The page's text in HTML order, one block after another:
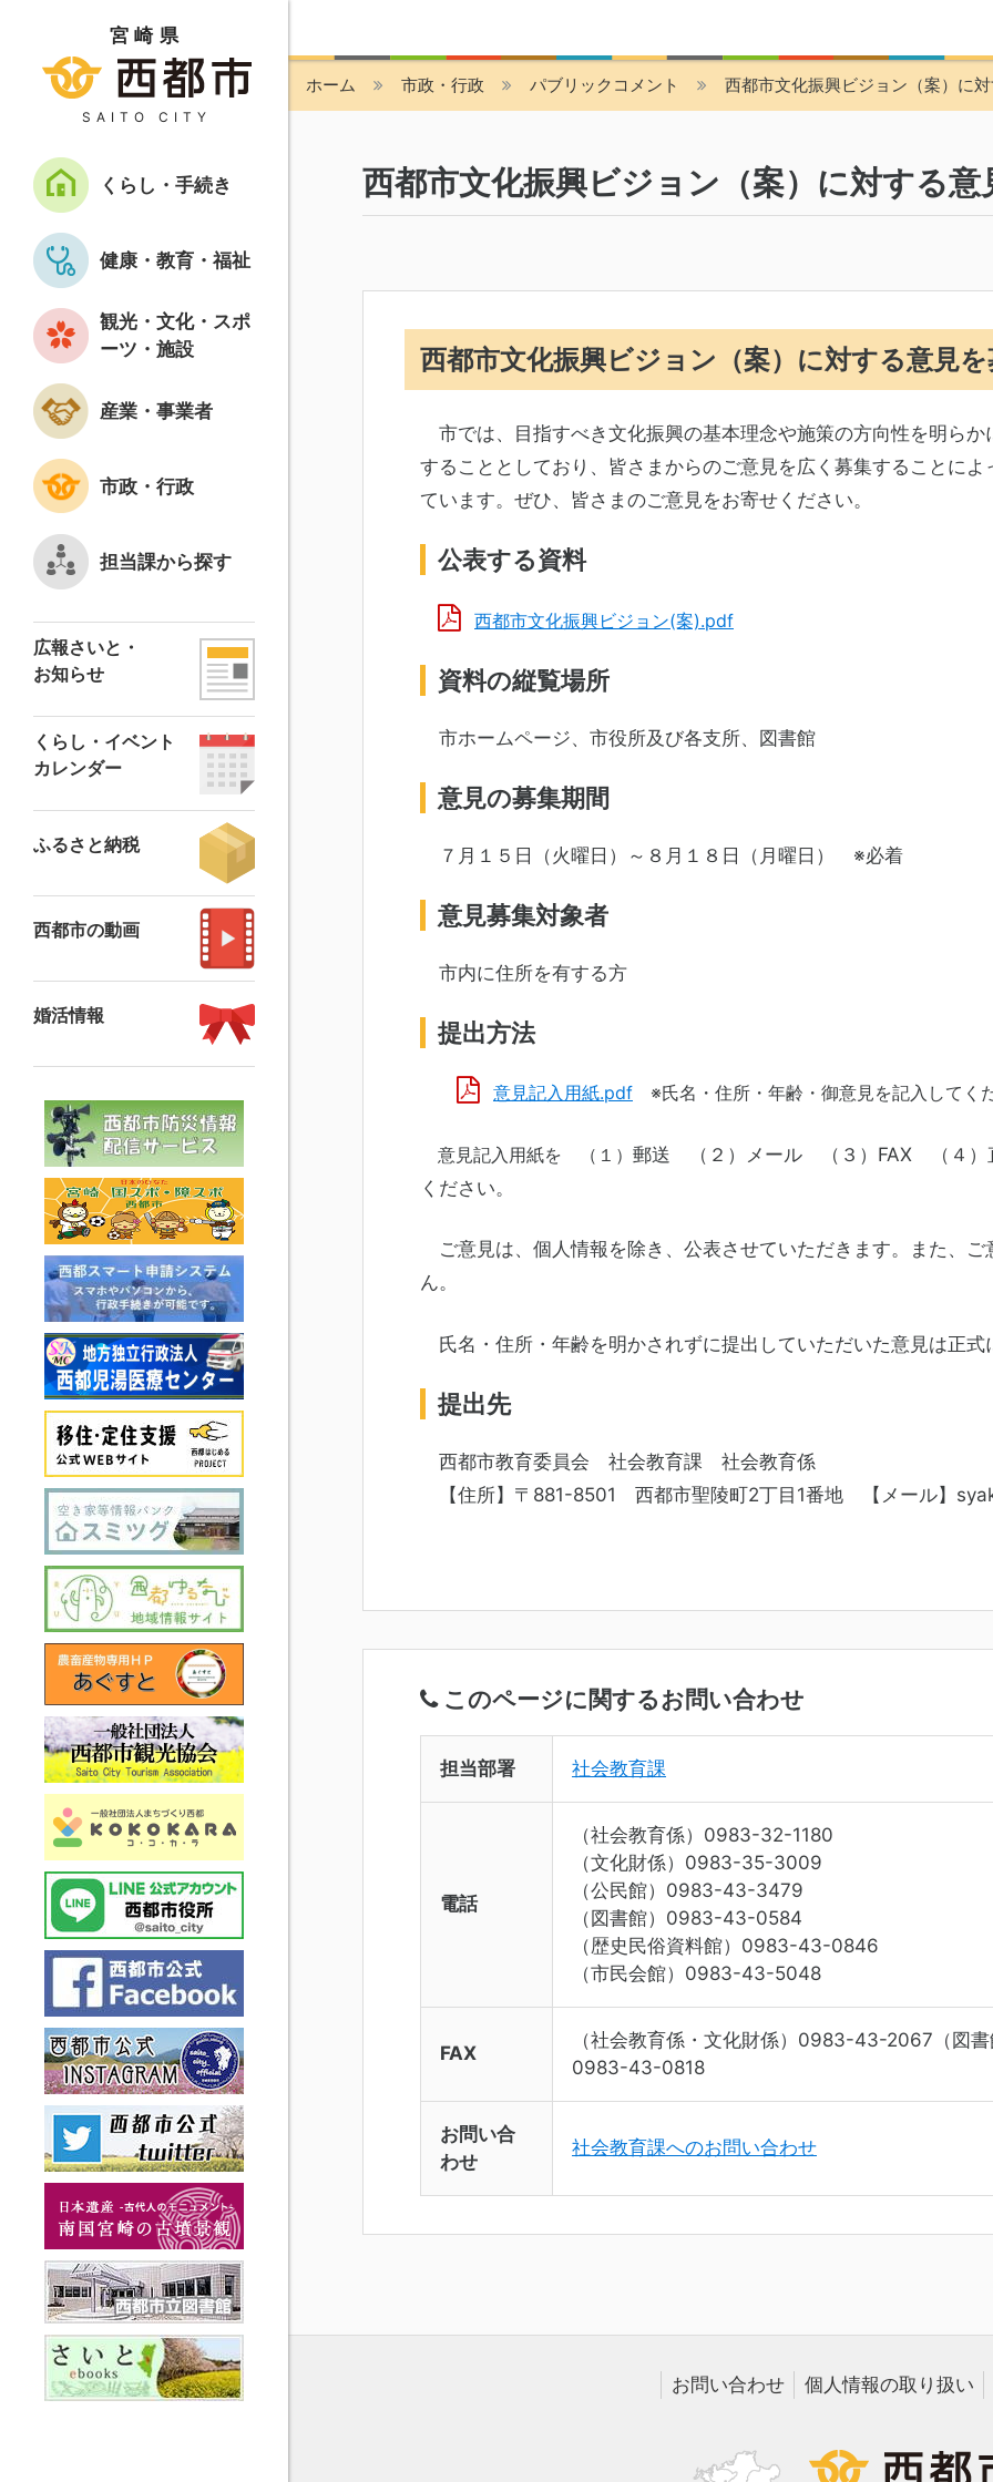
宮崎県
SAITO CITY
くらし・手続き
健康・教育・福祉
観光・文化・スポ
ーツ・施設
産業・事業者
市政・行政
担当課から探す
広報さいと・
お知らせ
くらし・イベント
カレンダー
ふるさと納税
西都市の動画
婚活情報
ホーム 市政・行政 パブリックコメント 西都市文化振興ビジョン（案）に
西都市文化振興ビジョン（案）に対する
西都市文化振興ビジョン（案）に対する意見
市では、目指すべき文化振興の基本理念や施策の方向性を明ら
することとしており、皆さまからのご意見を広く募集することに
ています。ぜひ、皆さまのご意見をお寄せください。
公表する資料
西都市文化振興ビジョン(案).pdf
資料の縦覧場所
市ホームページ、市役所及び各支所、図書館
意見の募集期間
７月１５日（火曜日）～８月１８日（月曜日） ※
意見募集対象者
市内に住所を有する方
提出方法
意見記入用紙.pdf ※氏名・住所・年齢・御意見を記入してく
意見記入用紙を （１） 郵送 （２）メール （３）FAX （４）
ください。
ご意見は、個人情報を除き、公表させていただきます。また、
ん。
氏名・住所・年齢を明かされずに提出していただいた意見は正式
提出先
西都市教育委員会 社会教育課 社会教育係
【住所】〒881-8501 西都市聖陵町2丁目1番地 【メール】
このページに関するお問い合わせ
担当部署 社会教育課
電話
（社会教育係）0983-32-1180
（文化財係）0983-35-3009
（公民館）0983-43-3479
（図書館）0983-43-0584
（歴史民俗資料館）0983-43-0846
（市民会館）0983-43-5048
FAX
（社会教育係・文化財係）0983-43-2067（図
0983-43-0818
お問い合
わせ
社会教育課へのお問い合わせ
お問い合わせ 個人情報の取り扱い